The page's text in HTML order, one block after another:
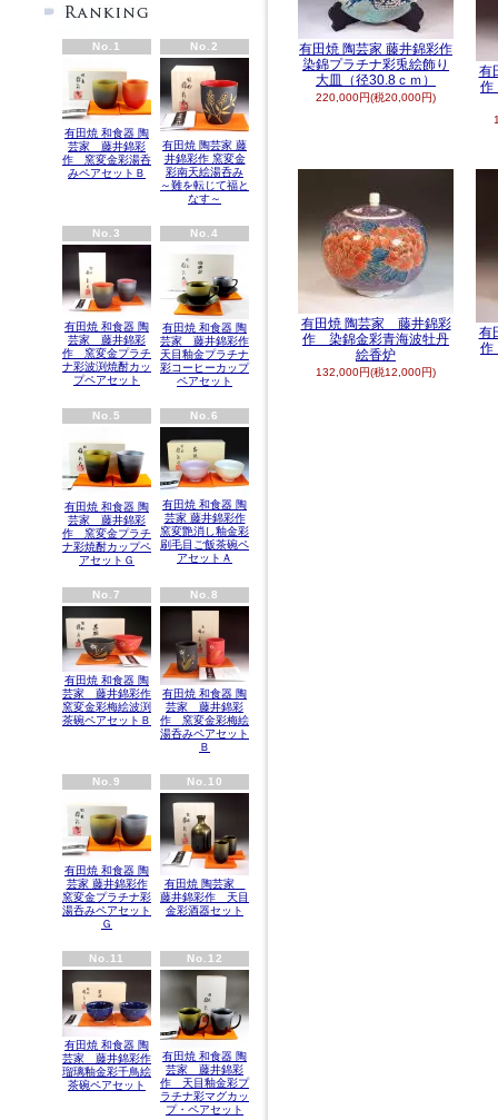
No.1
有田焼 和食器 陶
芸家 藤井錦彩
作 窯変金彩湯呑
みペアセットＢ
No.2
有田焼 陶芸家 藤
井錦彩作 窯変金
彩南天絵湯呑み
～難を転じて福と
なす～
No.3
有田焼 和食器 陶
芸家 藤井錦彩
作 窯変金プラチ
ナ彩波渕焼酎カッ
プペアセット
No.4
有田焼 和食器 陶
芸家 藤井錦彩作
天目釉金プラチナ
彩コーヒーカップ
ペアセット
No.5
有田焼 和食器 陶
芸家 藤井錦彩
作 窯変金プラチ
ナ彩焼酎カップペ
アセットＧ
No.6
有田焼 和食器 陶
芸家 藤井錦彩作
窯変艶消し釉金彩
刷毛目ご飯茶碗ペ
アセットＡ
No.7
有田焼 和食器 陶
芸家 藤井錦彩作
窯変金彩梅絵波渕
茶碗ペアセットＢ
No.8
有田焼 和食器 陶
芸家 藤井錦彩
作 窯変金彩梅絵
湯呑みペアセット
Ｂ
No.9
有田焼 和食器 陶
芸家 藤井錦彩作
窯変金プラチナ彩
湯呑みペアセット
Ｇ
No.10
有田焼 陶芸家
藤井錦彩作 天目
金彩酒器セット
No.11
有田焼 和食器 陶
芸家 藤井錦彩作
瑠璃釉金彩千鳥絵
茶碗ペアセット
No.12
有田焼 和食器 陶
芸家 藤井錦彩
作 天目釉金彩プ
ラチナ彩マグカッ
プ・ペアセット
有田焼 陶芸家 藤井錦彩作
染錦プラチナ彩兎絵飾り
大皿（径30.8ｃｍ）
220,000円(税20,000円)
有
作
有田焼 陶芸家 藤井錦彩
作 染錦金彩青海波牡丹
絵香炉
132,000円(税12,000円)
有
作